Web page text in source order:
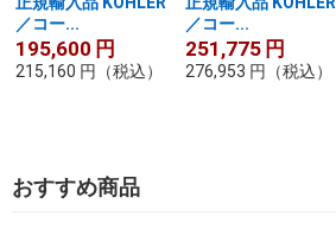
／コー...
195,600 円
215,160 円 （税込）
／コー...
251,775 円
276,953 円 （税込）
おすすめ商品